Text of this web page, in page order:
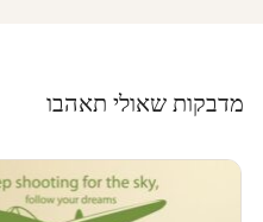
מדבקות שאולי תאהבו